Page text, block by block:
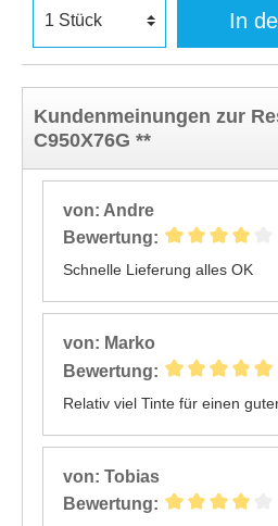
In
Kundenmeinungen zur
C950X76G **
von: Andre
Bewertung:
Schnelle Lieferung alles OK
von: Marko
Bewertung:
Relativ viel Tinte für einen
von: Tobias
Bewertung: